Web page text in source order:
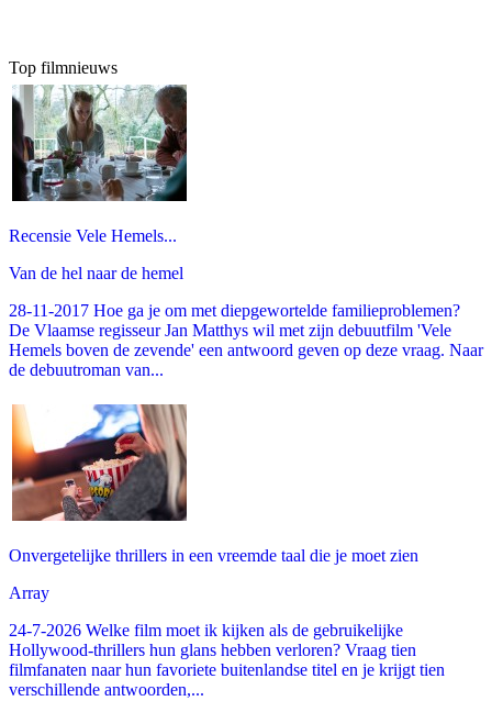
Top filmnieuws
Recensie Vele Hemels...
Van de hel naar de hemel
28-11-2017 Hoe ga je om met diepgewortelde familieproblemen?
De Vlaamse regisseur Jan Matthys wil met zijn debuutfilm 'Vele
Hemels boven de zevende' een antwoord geven op deze vraag. Naar
de debuutroman van...
Onvergetelijke thrillers in een vreemde taal die je moet zien
Array
24-7-2026 Welke film moet ik kijken als de gebruikelijke
Hollywood-thrillers hun glans hebben verloren? Vraag tien
filmfanaten naar hun favoriete buitenlandse titel en je krijgt tien
verschillende antwoorden,...